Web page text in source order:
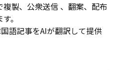
製、公衆送信 、翻案、配布
。
語記事をAIが翻訳して提供